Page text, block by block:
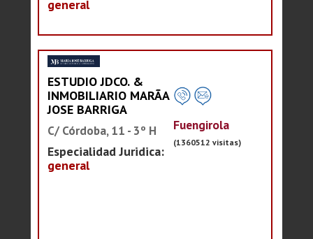
general
ESTUDIO JDCO. &
INMOBILIARIO MARÃA
JOSE BARRIGA
C/ Córdoba, 11 - 3º H
Especialidad Juridica:
general
Fuengirola
(1360512 visitas)